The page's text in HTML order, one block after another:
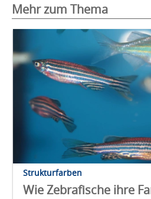
Mehr zum Thema
Strukturfarben
Wie Zebrafische ihre